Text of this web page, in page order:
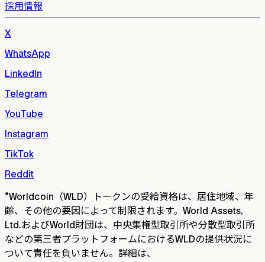
採用情報
X
WhatsApp
LinkedIn
Telegram
YouTube
Instagram
TikTok
Reddit
*Worldcoin（WLD）トークンの受給資格は、居住地域、年
齢、その他の要因によって制限されます。World Assets,
Ltd.およびWorld財団は、中央集権型取引所や分散型取引所
などの第三者プラットフォームにおけるWLDの提供状況に
ついて責任を負いません。詳細は、